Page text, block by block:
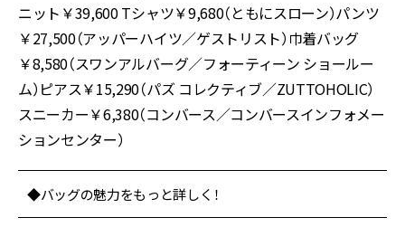
ニット￥39,600 Tシャツ￥9,680（ともにスローン）パンツ
￥27,500（アッパーハイツ／ゲストリスト）巾着バッグ
￥8,580（スワンアルバーグ／フォーティーン ショールー
ム）ピアス￥15,290（パズ コレクティブ／ZUTTOHOLIC）
スニーカー￥6,380（コンバース／コンバースインフォメー
ションセンター）
◆バッグの魅力をもっと詳しく！